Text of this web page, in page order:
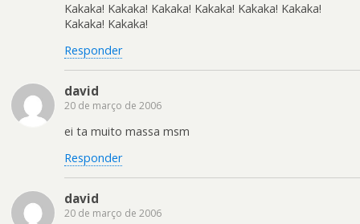
Kakaka! Kakaka! Kakaka! Kakaka! Kakaka! Kakaka!
Kakaka! Kakaka!
Responder
david
20 de março de 2006
ei ta muito massa msm
Responder
david
20 de março de 2006